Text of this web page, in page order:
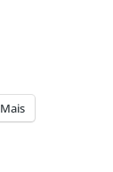
Mais